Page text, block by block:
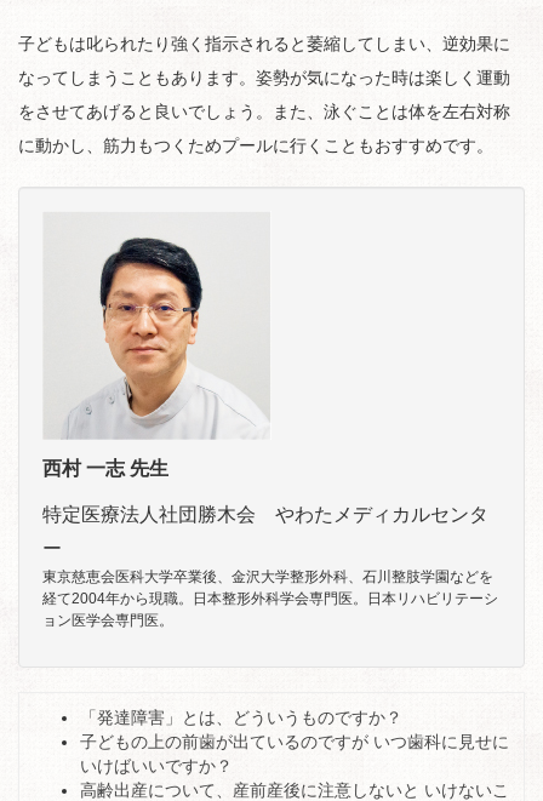
子どもは叱られたり強く指示されると萎縮してしまい、逆効果に
なってしまうこともあります。姿勢が気になった時は楽しく運動
をさせてあげると良いでしょう。また、泳ぐことは体を左右対称
に動かし、筋力もつくためプールに行くこともおすすめです。
西村 一志 先生
特定医療法人社団勝木会 やわたメディカルセンタ
ー
東京慈恵会医科大学卒業後、金沢大学整形外科、石川整肢学園などを
経て2004年から現職。日本整形外科学会専門医。日本リハビリテーシ
ョン医学会専門医。
「発達障害」とは、どういうものですか？
子どもの上の前歯が出ているのですが いつ歯科に見せに
いけばいいですか？
高齢出産について、産前産後に注意しないと いけないこ